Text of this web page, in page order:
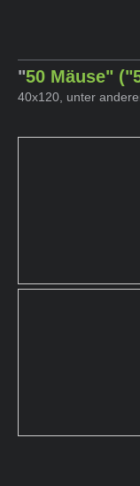
"50 Mäuse"
40x120, unter